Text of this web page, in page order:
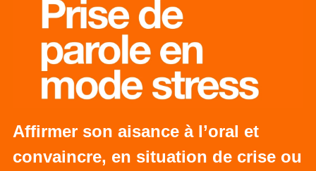
Affirmer son aisance à l’oral et
convaincre, en situation de crise ou